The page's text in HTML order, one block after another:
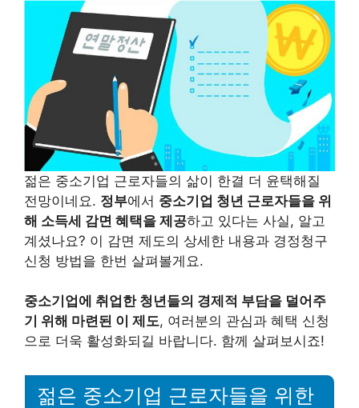
젊은 중소기업 근로자들의 삶이 한결 더 윤택해질
전망이네요. 정부에서 중소기업 청년 근로자들을 위
해 소득세 감면 혜택을 제공하고 있다는 사실, 알고
계셨나요? 이 감면 제도의 상세한 내용과 경정청구
신청 방법을 한번 살펴볼게요.
중소기업에 취업한 청년들의 경제적 부담을 덜어주
기 위해 마련된 이 제도, 여러분의 관심과 혜택 신청
으로 더욱 활성화되길 바랍니다. 함께 살펴보시죠!
젊은 중소기업 근로자들을 위한